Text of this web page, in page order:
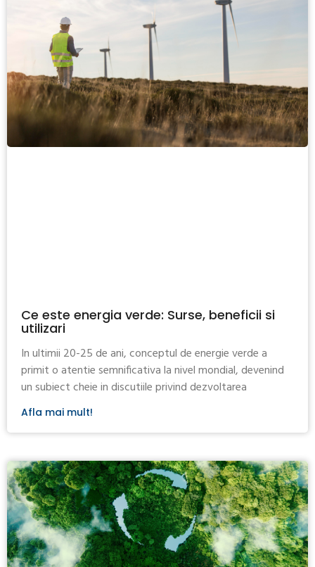
Ce este energia verde: Surse, beneficii si
utilizari
In ultimii 20-25 de ani, conceptul de energie verde a
primit o atentie semnificativa la nivel mondial, devenind
un subiect cheie in discutiile privind dezvoltarea
Afla mai mult!